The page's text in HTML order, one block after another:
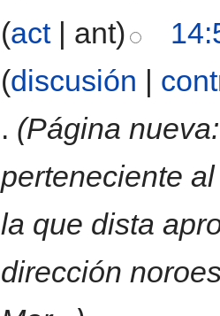
(act| ant)
(discusión |
. (Página
perteneciente
la que dista
dirección